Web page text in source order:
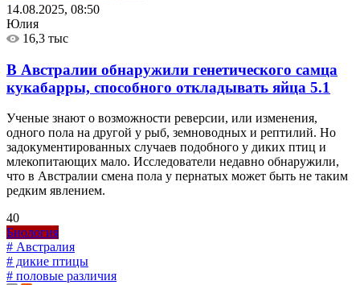
14.08.2025, 08:50
Юлия
16,3 тыс
В Австралии обнаружили генетического самца
кукабарры, способного откладывать яйца 5.1
Ученые знают о возможности реверсии, или изменения,
одного пола на другой у рыб, земноводных и рептилий. Но
задокументированных случаев подобного у диких птиц и
млекопитающих мало. Исследователи недавно обнаружили,
что в Австралии смена пола у пернатых может быть не таким
редким явлением.
40
Биология
# Австралия
# дикие птицы
# половые различия